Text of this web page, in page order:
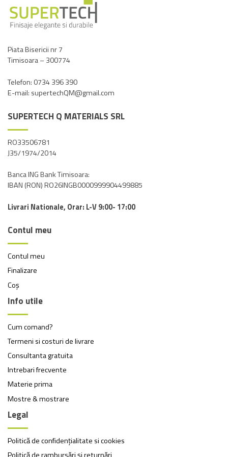
variații.
Opțiunile
alese
pagina
produsului.
Piata Bisericii nr 7
Timisoara – 300774
Telefon: 0734 396 390
E-mail: supertechQM@gmail.com
SUPERTECH Q MATERIALS SRL
RO33506781
J35/1974/2014
Banca ING Bank Timisoara:
IBAN (RON) RO26INGB0000999904499885
Livrari Nationale, Orar: L-V 9:00- 17:00
Contul meu
Contul meu
Finalizare
Coș
Info utile
Cum comand?
Termeni si costuri de livrare
Consultanta gratuita
Intrebari frecvente
Materie prima
Mostre & mostrare
Legal
Politică de confidențialitate si cookies